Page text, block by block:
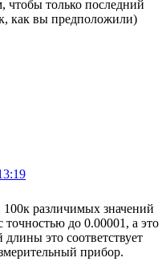
чтобы только последний
как вы предположили)
различимых значений
до 0.00001, а это
это соответствует
прибор.